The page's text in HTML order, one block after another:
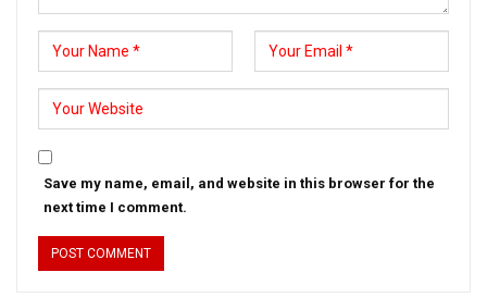
Save my name, email, and website in this browser for the
next time I comment.